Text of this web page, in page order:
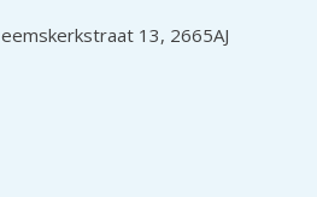
13, 2665AJ